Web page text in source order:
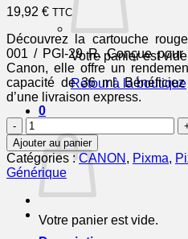
Votre panier est
Retour à la boutique
0
Votre panier est vide.
19,92 € TTC
Découvrez la cartouche
001 / PGI-29 R. Conçue pour
Canon, elle offre un
capacité de 36 ml.
d’une livraison express.
quantité
de
4878B001
/
PGI-
29
R
Ajouter au panier
Catégories :CANON , Pixma,
Générique